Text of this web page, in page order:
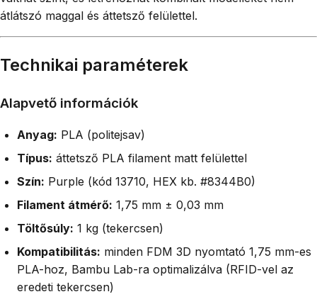
átlátszó maggal és áttetsző felülettel.
Technikai paraméterek
Alapvető információk
Anyag: PLA (politejsav)
Típus: áttetsző PLA filament matt felülettel
Szín: Purple (kód 13710, HEX kb. #8344B0)
Filament átmérő: 1,75 mm ± 0,03 mm
Töltősúly: 1 kg (tekercsen)
Kompatibilitás: minden FDM 3D nyomtató 1,75 mm-es
PLA-hoz, Bambu Lab-ra optimalizálva (RFID-vel az
eredeti tekercsen)